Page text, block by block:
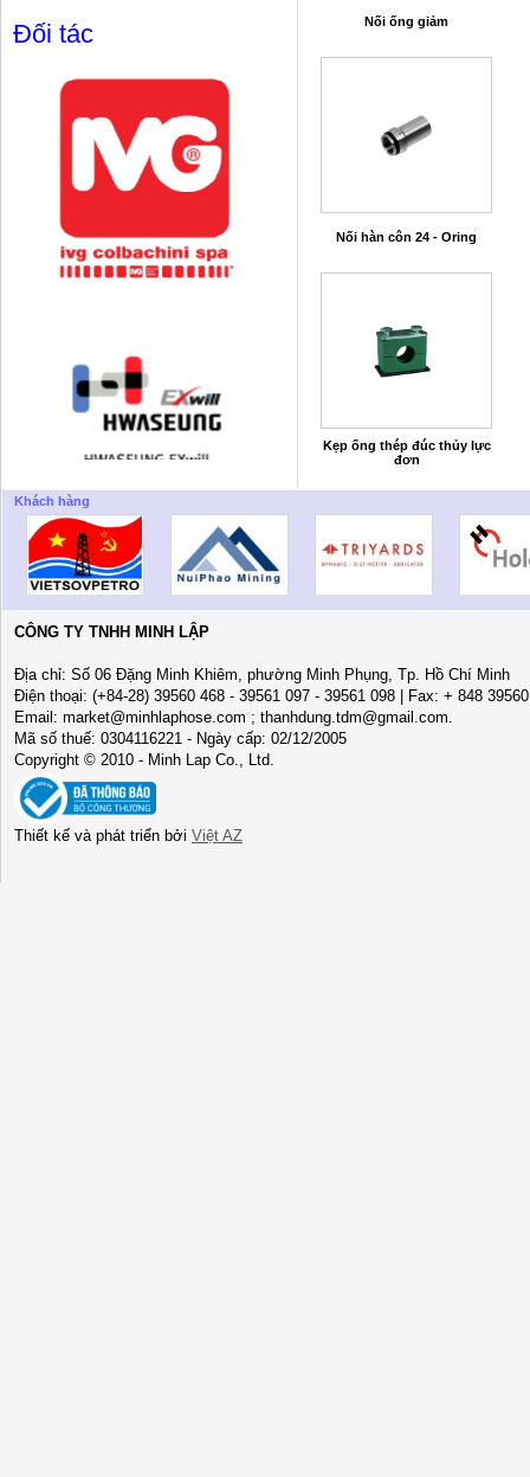
Đối tác Nối ống giảm
Nối hàn côn 24 - Oring
Kẹp ống thép đúc thủy lực
đơn
Khách hàng
CÔNG TY TNHH MINH LẬP
Địa chỉ: Số 06 Đặng Minh Khiêm, phường Minh Phụng, Tp. Hồ Chí Minh
Điện thoại: (+84-28) 39560 468 - 39561 097 - 39561 098 | Fax: + 848
Email: market@minhlaphose.com ; thanhdung.tdm@gmail.com.
Mã số thuế: 0304116221 - Ngày cấp: 02/12/2005
Copyright © 2010 - Minh Lap Co., Ltd.
Thiết kế và phát triển bởi Việt AZ